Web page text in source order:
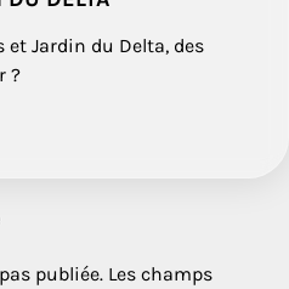
et Jardin du Delta, des
?
publiée. Les champs